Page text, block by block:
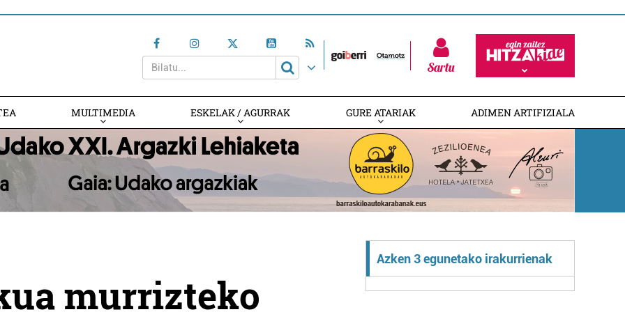
Sartu
MULTIMEDIA ESKELAK / AGURRAK GURE ATARIAK ADIMEN ARTIFIZIALA
murrizteko
Azken 3 egunetako irakurrienak